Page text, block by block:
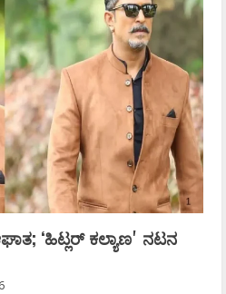
ʻಹಿಟ್ಲರ್ ಕಲ್ಯಾಣʼ ನಟನ